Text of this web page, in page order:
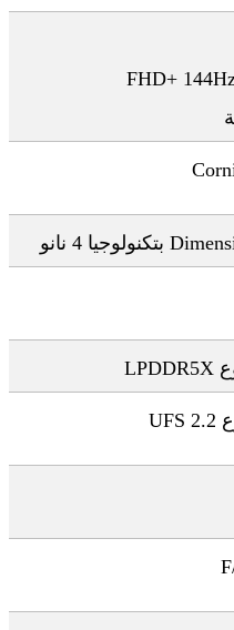
FHD+
بتكنولوجيا 4 نانو
LPDDR5X
UFS 2.2